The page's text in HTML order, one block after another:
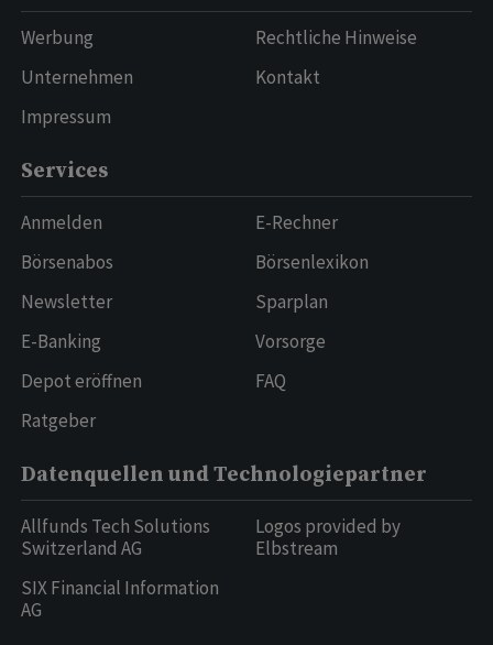
Werbung
Unternehmen
Impressum
Rechtliche Hinweise
Kontakt
Services
Anmelden
Börsenabos
Newsletter
E-Banking
Depot eröffnen
Ratgeber
E-Rechner
Börsenlexikon
Sparplan
Vorsorge
FAQ
Datenquellen und Technologiepartner
Allfunds Tech Solutions
Switzerland AG
SIX Financial Information
AG
Logos provided by
Elbstream